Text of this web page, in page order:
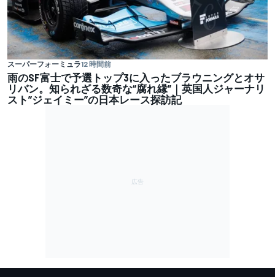
スーパーフォーミュラ12 時間前
雨のSF富士で予選トップ3に入ったブラウニングとオサ
リバン。知られざる数奇な“腐れ縁”｜英国人ジャーナリ
スト”ジェイミー”の日本レース探訪記